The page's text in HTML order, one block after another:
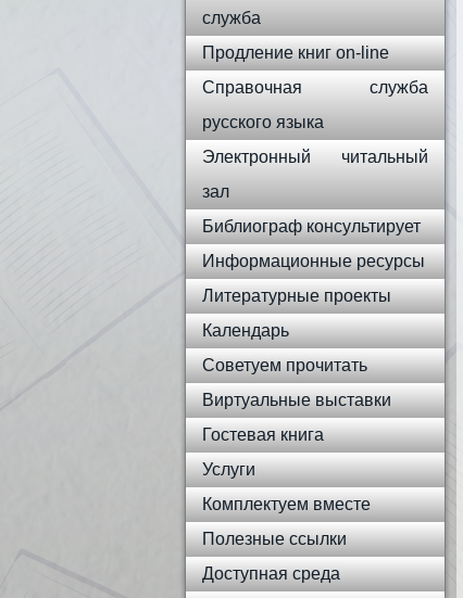
служба
Продление книг on-line
Справочная служба
русского языка
Электронный читальный
зал
Библиограф консультирует
Информационные ресурсы
Литературные проекты
Календарь
Советуем прочитать
Виртуальные выставки
Гостевая книга
Услуги
Комплектуем вместе
Полезные ссылки
Доступная среда